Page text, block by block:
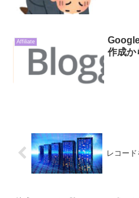
Affiliate
作成か
レコー